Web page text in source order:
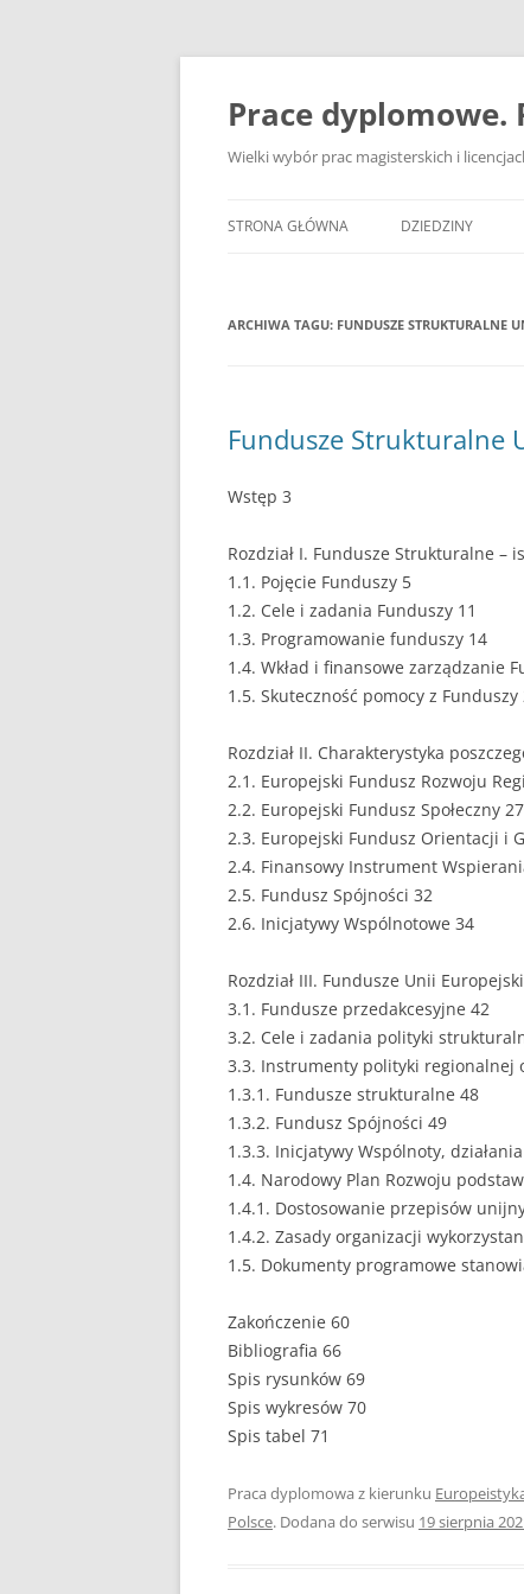
Przejdź
Prace dyplomowe.
Wielki wybór prac magisterskich i
STRONA GŁÓWNA DZIEDZINY
BANKOWOŚĆ
FINANSE
GASTRONOMIA
HANDEL
HISTORIA
HOTELARSTWO
MARKETING
PEDAGOGIKA
POLITOLOGIA
PRAWO
PSYCHOLOGIA
SAMORZĄD
ARCHIWA TAGU: FUNDUSZE STRUKTURALNE
Fundusze Strukturalne
Wstęp 3
Rozdział I. Fundusze Strukturalne –
1.1. Pojęcie Funduszy 5
1.2. Cele i zadania Funduszy 11
1.3. Programowanie funduszy 14
1.4. Wkład i finansowe zarządzanie
1.5. Skuteczność pomocy z Funduszy
Rozdział II. Charakterystyka
2.1. Europejski Fundusz Rozwoju
2.2. Europejski Fundusz Społeczny 27
2.3. Europejski Fundusz Orientacji i
2.4. Finansowy Instrument
2.5. Fundusz Spójności 32
2.6. Inicjatywy Wspólnotowe 34
Rozdział III. Fundusze Unii
3.1. Fundusze przedakcesyjne 42
3.2. Cele i zadania polityki
3.3. Instrumenty polityki regionalnej
1.3.1. Fundusze strukturalne 48
1.3.2. Fundusz Spójności 49
1.3.3. Inicjatywy Wspólnoty,
1.4. Narodowy Plan Rozwoju
1.4.1. Dostosowanie przepisów
1.4.2. Zasady organizacji
1.5. Dokumenty programowe
Zakończenie 60
Bibliografia 66
Spis rysunków 69
Spis wykresów 70
Spis tabel 71
Praca dyplomowa z kierunku
Polsce. Dodana do serwisu 19 sierpnia